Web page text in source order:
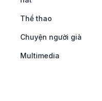
Thể thao
Chuyện người già
Multimedia